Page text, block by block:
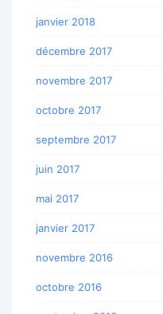
janvier 2018
décembre 2017
novembre 2017
octobre 2017
septembre 2017
juin 2017
mai 2017
janvier 2017
novembre 2016
octobre 2016